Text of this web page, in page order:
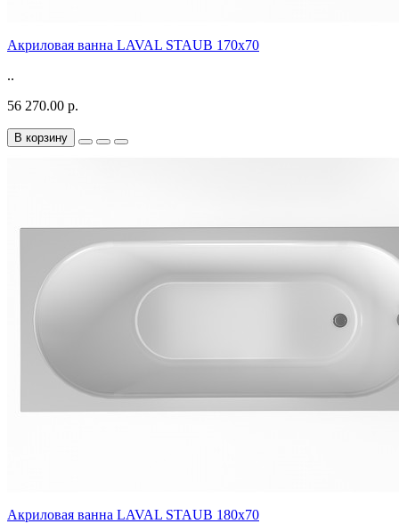
Акриловая ванна LAVAL STAUB 170х70
..
56 270.00 р.
В корзину
Акриловая ванна LAVAL STAUB 180х70